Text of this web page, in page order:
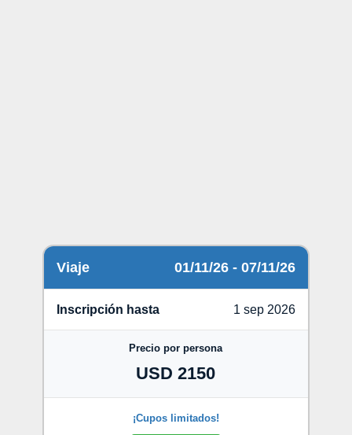
Viaje 01/11/26 - 07/11/26
Inscripción hasta 1 sep 2026
Precio por persona
USD 2150